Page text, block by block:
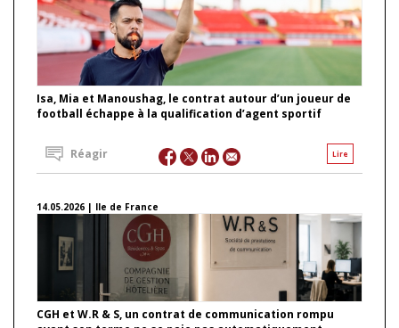
Isa, Mia et Manoushag, le contrat autour d’un joueur de
football échappe à la qualification d’agent sportif
Lire
Réagir
14.05.2026 | Ile de France
CGH et W.R & S, un contrat de communication rompu